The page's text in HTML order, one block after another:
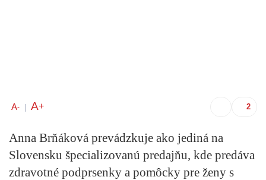
A- A+
Anna Brňáková prevádzkuje ako jediná na
Slovensku špecializovanú predajňu, kde predáva
zdravotné podprsenky a pomôcky pre ženy s